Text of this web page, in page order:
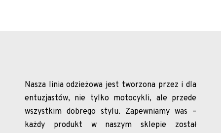
Nasza linia odzieżowa jest tworzona przez i dla
entuzjastów, nie tylko motocykli, ale przede
wszystkim dobrego stylu. Zapewniamy was –
każdy produkt w naszym sklepie został